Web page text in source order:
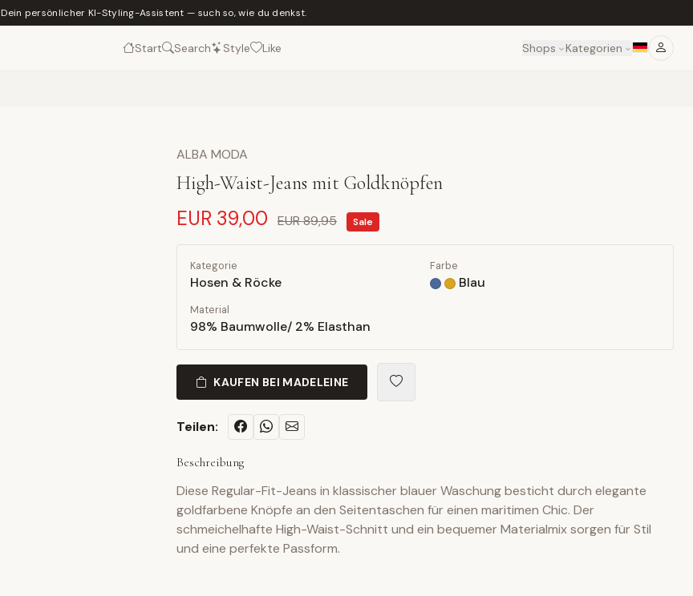
Dein persönlicher KI-Styling-Assistent — such so, wie du denkst.
Start Search Style Like Shops Kategorien
ALBA MODA
High-Waist-Jeans mit Goldknöpfen
EUR 39,00 EUR 89,95 Sale
Kategorie
Hosen & Röcke
Farbe
Blau
Material
98% Baumwolle/ 2% Elasthan
KAUFEN BEI MADELEINE
Teilen:
Beschreibung
Diese Regular-Fit-Jeans in klassischer blauer Waschung besticht durch elegante
goldfarbene Knöpfe an den Seitentaschen für einen maritimen Chic. Der
schmeichelhafte High-Waist-Schnitt und ein bequemer Materialmix sorgen für Stil
und eine perfekte Passform.